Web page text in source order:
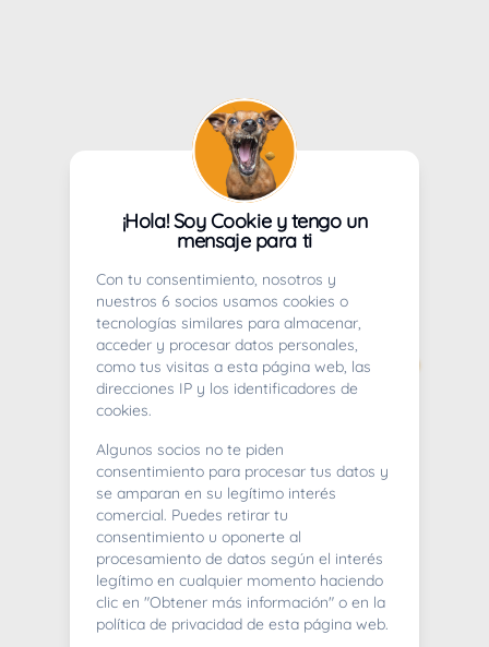
404
Whoops! Lo sentimos mucho.
¡Hola! Soy Cookie y tengo un
mensaje para ti
Con tu consentimiento, nosotros y
nuestros 6 socios usamos cookies o
tecnologías similares para almacenar,
acceder y procesar datos personales,
como tus visitas a esta página web, las
direcciones IP y los identificadores de
cookies.
Algunos socios no te piden
consentimiento para procesar tus datos y
se amparan en su legítimo interés
comercial. Puedes retirar tu
consentimiento u oponerte al
procesamiento de datos según el interés
legítimo en cualquier momento haciendo
clic en "Obtener más información" o en la
política de privacidad de esta página web.